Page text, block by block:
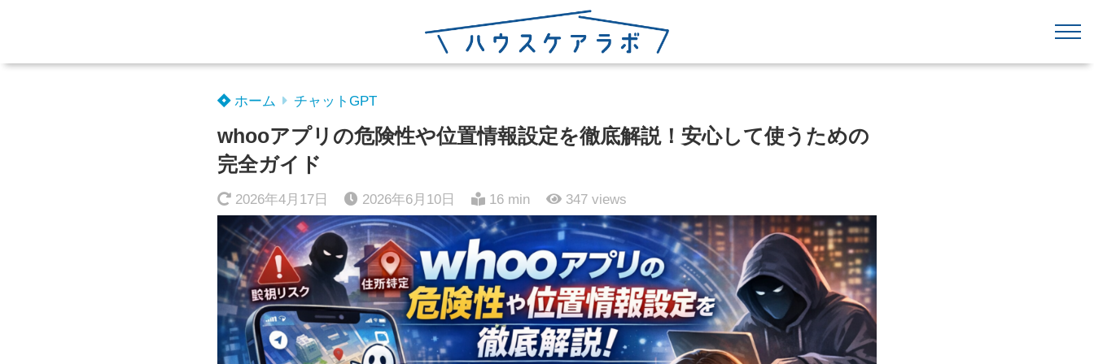
ホーム チャットGPT
whooアプリの危険性や位置情報設定を徹底解説！安心して使うための
完全ガイド
2026年4月17日 2026年6月10日 16 min 347 views